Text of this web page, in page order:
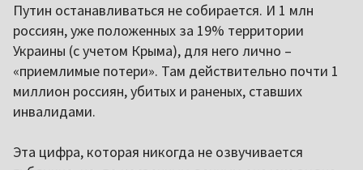
Путин останавливаться не собирается. И 1 млн
россиян, уже положенных за 19% территории
Украины (с учетом Крыма), для него лично –
«приемлимые потери». Там действительно почти 1
миллион россиян, убитых и раненых, ставших
инвалидами.
Эта цифра, которая никогда не озвучивается